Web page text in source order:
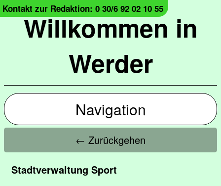
Willkommen in
Werder
Kontakt zur Redaktion: 0 30/6 92 02 10 55
Navigation
← Zurückgehen
Stadtverwaltung Sport